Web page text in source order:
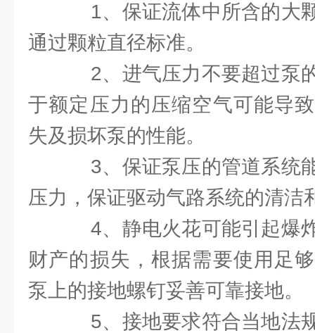
1、保证流体中所含的大
通过颗粒直径标准。
2、进气压力不要超过泵
于额定压力的压缩空气可能导
失及损坏泵的性能。
3、保证泵压的管道系统
压力，保证驱动气路系统的清洁
4、静电火花可能引起爆
财产的损失，根据需要使用足
泵上的接地螺钉妥善可靠接地。
5、接地要求符合当地法